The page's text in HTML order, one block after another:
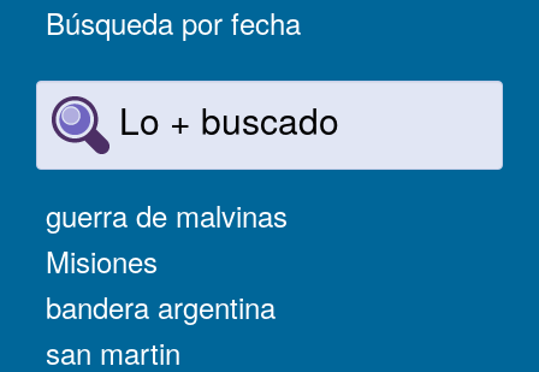
Búsqueda por fecha
Lo + buscado
guerra de malvinas
Misiones
bandera argentina
san martin